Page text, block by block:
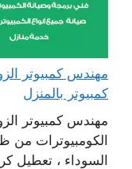
كمبيوتر بالمنزل
مهندس كمبيوتر
الكومبيوترات من
السوداء ، تعطيل